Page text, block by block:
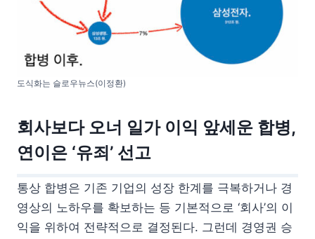
도식화는 슬로우뉴스(이정환)
회사보다 오너 일가 이익 앞세운 합병,
연이은 ‘유죄’ 선고
통상 합병은 기존 기업의 성장 한계를 극복하거나 경
영상의 노하우를 확보하는 등 기본적으로 ‘회사’의 이
익을 위하여 전략적으로 결정된다. 그런데 경영권 승